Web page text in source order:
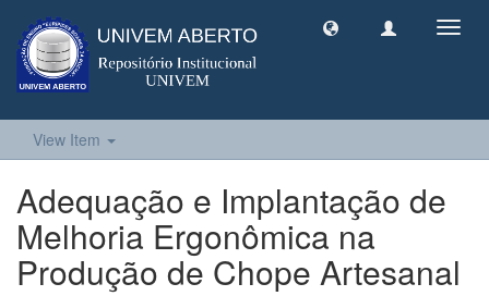
View Item
Adequação e Implantação de
Melhoria Ergonômica na
Produção de Chope Artesanal